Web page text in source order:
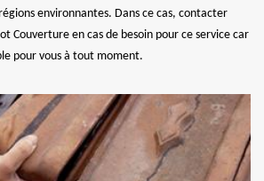
environnantes. Dans ce cas, contacter
Couverture en cas de besoin pour ce service car
pour vous à tout moment.